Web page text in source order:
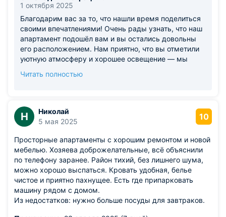
1 октября 2025
Благодарим вас за то, что нашли время поделиться
своими впечатлениями! Очень рады узнать, что наш
апартамент подошёл вам и вы остались довольны
его расположением. Нам приятно, что вы отметили
уютную атмосферу и хорошее освещение — мы
максимально комфортные условия. Особенно
всегда для нас в приоритете. Будем очень рады
видеть вас снова и надеемся, что ваш следующий
визит будет не менее приятным! С Уважением,
команда Vladresort ®
Читать полностью
Н
Николай
5 мая 2025
10
Просторные апартаменты с хорошим ремонтом и новой
мебелью. Хозяева доброжелательные, всё объяснили
по телефону заранее. Район тихий, без лишнего шума,
можно хорошо выспаться. Кровать удобная, белье
чистое и приятно пахнущее. Есть где припарковать
машину рядом с домом.
Из недостатков: нужно больше посуды для завтраков.